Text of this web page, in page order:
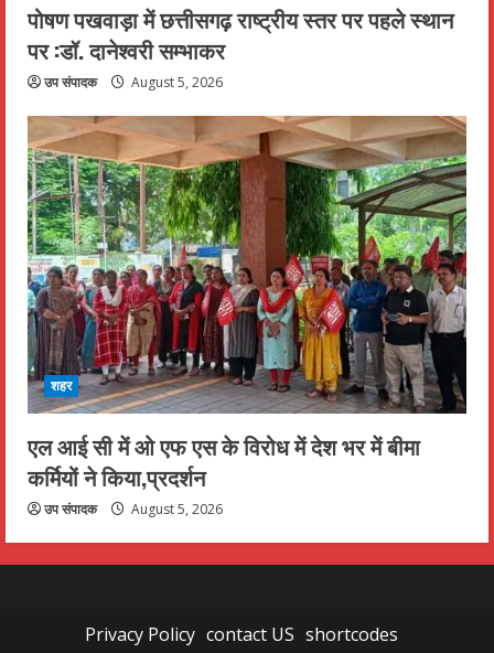
पोषण पखवाड़ा में छत्तीसगढ़ राष्ट्रीय स्तर पर पहले स्थान
पर :डॉ. दानेश्वरी सम्भाकर
उप संपादक August 5, 2026
शहर
एल आई सी में ओ एफ एस के विरोध में देश भर में बीमा
कर्मियों ने किया,प्रदर्शन
उप संपादक August 5, 2026
Privacy Policy contact US shortcodes